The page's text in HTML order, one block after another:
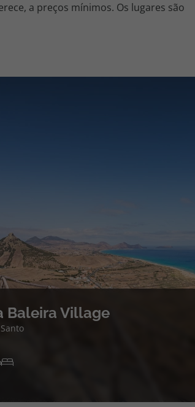
a preços mínimos. Os lugares são
Baleira Village